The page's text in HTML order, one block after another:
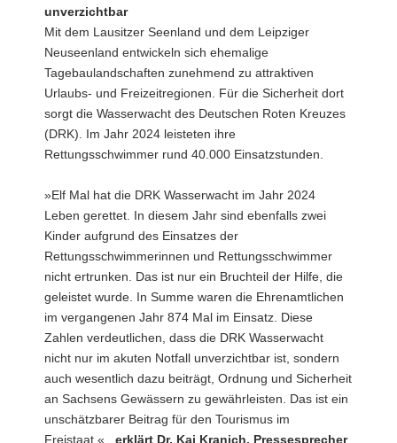
unverzichtbar
Mit dem Lausitzer Seenland und dem Leipziger
Neuseenland entwickeln sich ehemalige
Tagebaulandschaften zunehmend zu attraktiven
Urlaubs- und Freizeitregionen. Für die Sicherheit dort
sorgt die Wasserwacht des Deutschen Roten Kreuzes
(DRK). Im Jahr 2024 leisteten ihre
Rettungsschwimmer rund 40.000 Einsatzstunden.
»Elf Mal hat die DRK Wasserwacht im Jahr 2024
Leben gerettet. In diesem Jahr sind ebenfalls zwei
Kinder aufgrund des Einsatzes der
Rettungsschwimmerinnen und Rettungsschwimmer
nicht ertrunken. Das ist nur ein Bruchteil der Hilfe, die
geleistet wurde. In Summe waren die Ehrenamtlichen
im vergangenen Jahr 874 Mal im Einsatz. Diese
Zahlen verdeutlichen, dass die DRK Wasserwacht
nicht nur im akuten Notfall unverzichtbar ist, sondern
auch wesentlich dazu beiträgt, Ordnung und Sicherheit
an Sachsens Gewässern zu gewährleisten. Das ist ein
unschätzbarer Beitrag für den Tourismus im
Freistaat.« , erklärt Dr. Kai Kranich, Pressesprecher